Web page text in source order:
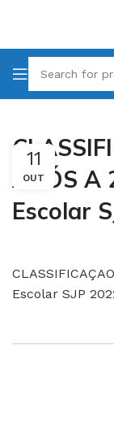
APÓS A
Escolar
11
OUT
Escolar SJP